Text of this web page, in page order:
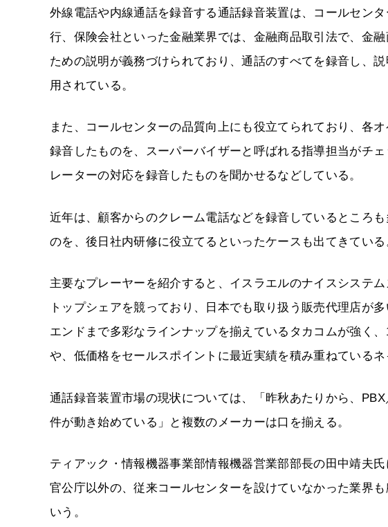
外線電話や内線通話を録音する通話録音装置は、コールセン
行、保険会社といった金融業界では、金融商品取引法で、金
ための説明が義務づけられており、通話のすべてを録音し、
用されている。
また、コールセンターの品質向上にも役立てられており、各
録音したものを、スーパーバイザーと呼ばれる指導担当がチ
レーターの対応を録音したものを聞かせるなどしている。
近年は、顧客からのクレーム電話などを録音しているところ
のを、後日社内研修に役立てるといったケースも出てきている
主要なプレーヤーを紹介すると、イスラエルのナイスシステ
トップシェアを競っており、日本でも取り扱う販売代理店が
エンドまで多彩なラインナップを揃えているタカコムが強く
や、低価格をセールスポイントに最近実績を積み重ねているネ
通話録音装置市場の現状については、「昨秋あたりから、
件が動き始めている」と複数のメーカーは口を揃える。
ティアック・情報機器事業部情報機器営業部部長の田中靖夫
官公庁以外の、従来コールセンターを設けていなかった業界
いう。